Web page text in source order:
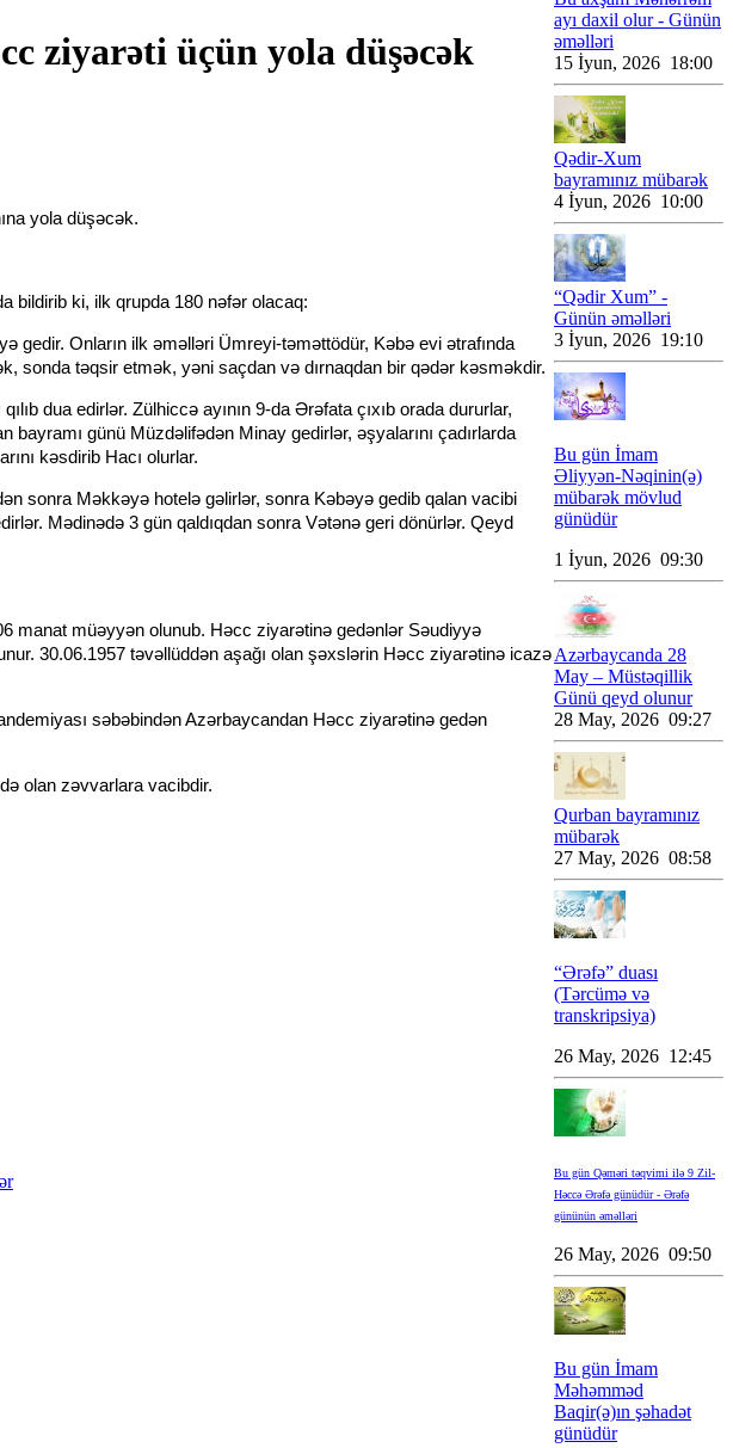
ziyarəti üçün yola düşəcək
yola düşəcək.
bildirib ki, ilk qrupda 180 nəfər olacaq:
gedir. Onların ilk əməlləri Ümreyi-təməttödür, Kəbə evi ətrafında
sonda təqsir etmək, yəni saçdan və dırnaqdan bir qədər kəsməkdir.
dua edirlər. Zülhiccə ayının 9-da Ərəfata çıxıb orada dururlar,
günü Müzdəlifədən Minay gedirlər, əşyalarını çadırlarda
kəsdirib Hacı olurlar.
sonra Məkkəyə hotelə gəlirlər, sonra Kəbəyə gedib qalan vacibi
Mədinədə 3 gün qaldıqdan sonra Vətənə geri dönürlər. Qeyd
manat müəyyən olunub. Həcc ziyarətinə gedənlər Səudiyyə
30.06.1957 təvəllüddən aşağı olan şəxslərin Həcc ziyarətinə icazə
səbəbindən Azərbaycandan Həcc ziyarətinə gedən
olan zəvvarlara vacibdir.
ayı daxil olur - Günün
əməlləri
15 İyun, 2026 18:00
Qədir-Xum
bayramınız mübarək
4 İyun, 2026 10:00
“Qədir Xum” -
Günün əməlləri
3 İyun, 2026 19:10
Bu gün İmam
Əliyyən-Nəqinin(ə)
mübarək mövlud
günüdür
1 İyun, 2026 09:30
Azərbaycanda 28
May – Müstəqillik
Günü qeyd olunur
28 May, 2026 09:27
Qurban bayramınız
mübarək
27 May, 2026 08:58
“Ərəfə” duası
(Tərcümə və
transkripsiya)
26 May, 2026 12:45
Bu gün Qəməri təqvimi ilə 9 Zil-
Həccə Ərəfə günüdür - Ərəfə
gününün əməlləri
26 May, 2026 09:50
Bu gün İmam
Məhəmməd
Baqir(ə)ın şəhadət
günüdür